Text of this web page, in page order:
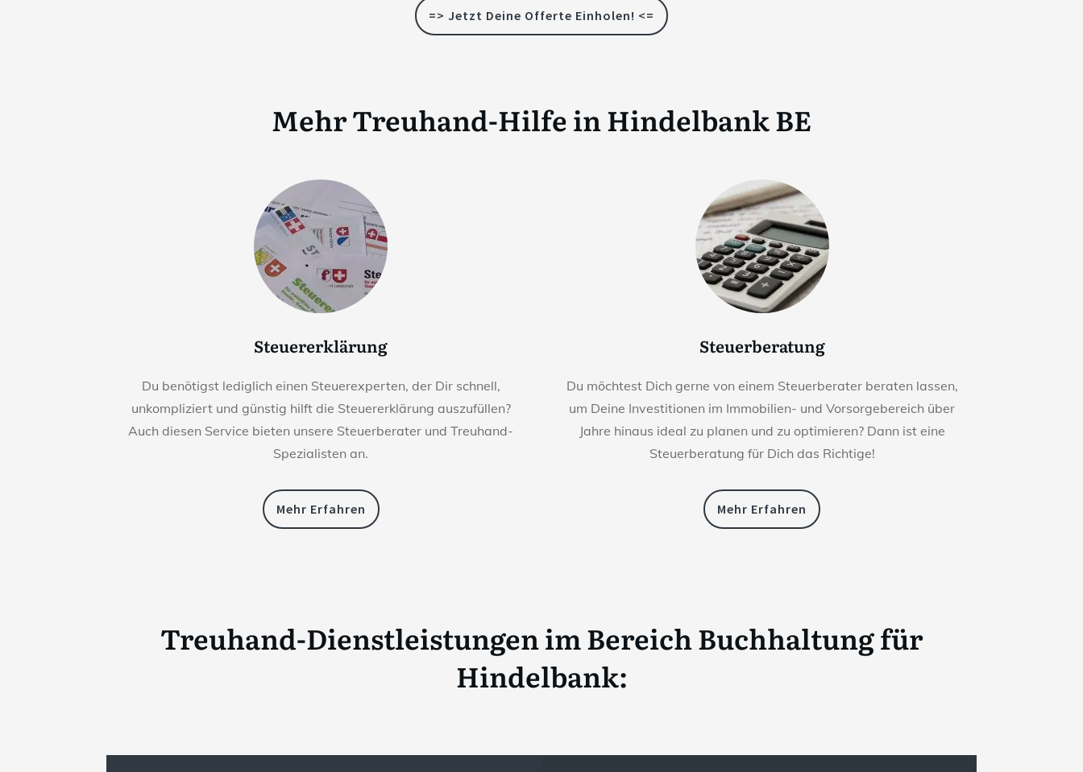
=> Jetzt Deine Offerte Einholen! <=
Mehr Treuhand-Hilfe inHindelbank BE
Steuererklärung
Du benötigst lediglich einen Steuerexperten, der Dir schnell,
unkompliziert und günstig hilft die Steuererklärung auszufüllen?
Auch diesen Service bieten unsere Steuerberater und Treuhand-
Spezialisten an.
Mehr Erfahren
Steuerberatung
Du möchtest Dich gerne von einem Steuerberater beraten lassen,
um Deine Investitionen im Immobilien- und Vorsorgebereich über
Jahre hinaus ideal zu planen und zu optimieren? Dann ist eine
Steuerberatung für Dich das Richtige!
Mehr Erfahren
Treuhand-Dienstleistungen im Bereich Buchhaltung für
Hindelbank: